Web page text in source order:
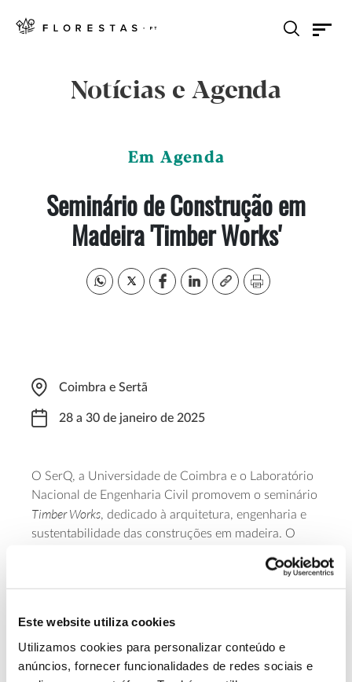
Este website utiliza cookies
Utilizamos cookies para personalizar conteúdo e
anúncios, fornecer funcionalidades de redes sociais e
Notícias e Agenda
Em Agenda
Seminário de Construção em
Madeira 'Timber Works'
Coimbra e Sertã
28 a 30 de janeiro de 2025
O SerQ, a Universidade de Coimbra e o Laboratório
Nacional de Engenharia Civil promovem o seminário
Timber Works, dedicado à arquitetura, engenharia e
sustentabilidade das construções em madeira. O
início na Universidade de Coimbra, às 08:15 do
primeiro dia, e encerramento na manhã do terceiro
da Floresta, na Sertã, após a realização de uma aula
aberta.